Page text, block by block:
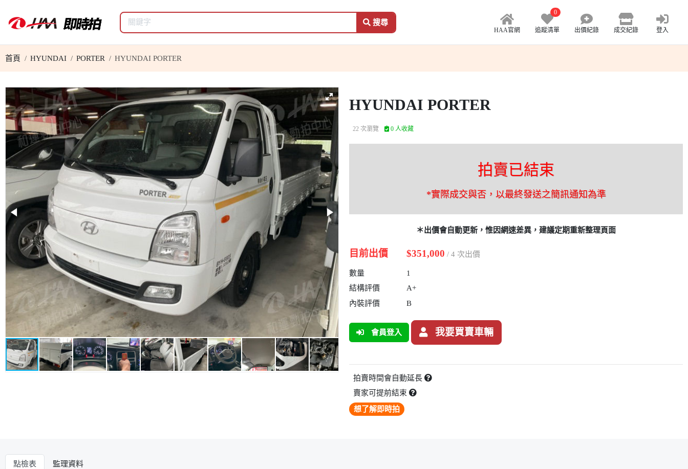
搜尋
HAA官網
0
追蹤清單 出價紀錄 成交紀錄 登入
首頁 HYUNDAI PORTER HYUNDAI PORTER
HYUNDAI PORTER
22 次瀏覽 0 人收藏
拍賣已結束
*實際成交與否，以最終發送之簡訊通知為準
＊出價會自動更新，惟因網速差異，建議定期重新整理頁面
目前出價 $351,000 / 4 次出價
數量
1
結構評價
A+
內裝評價
B
會員登入 我要買賣車輛
拍賣時間會自動延長
賣家可提前結束
想了解即時拍
點檢表 監理資料